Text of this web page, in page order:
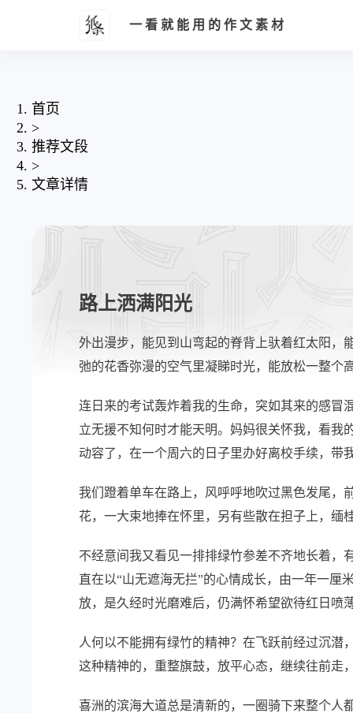
一看就能用的作文素材
首页
>
推荐文段
>
文章详情
路上洒满阳光
外出漫步，能见到山弯起的脊背上驮着红太阳，
弛的花香弥漫的空气里凝睇时光，能放松一整个
连日来的考试轰炸着我的生命，突如其来的感冒
立无援不知何时才能天明。妈妈很关怀我，看我
动容了，在一个周六的日子里办好离校手续，带
我们蹬着单车在路上，风呼呼地吹过黑色发尾，
花，一大束地捧在怀里，另有些散在担子上，缅
不经意间我又看见一排排绿竹参差不齐地长着，
直在以“山无遮海无拦”的心情成长，由一年一
放，是久经时光磨难后，仍满怀希望欲待红日喷
人何以不能拥有绿竹的精神？在飞跃前经过沉
这种精神的，重整旗鼓，放平心态，继续往前走
喜洲的滨海大道总是清新的，一圈骑下来整个人